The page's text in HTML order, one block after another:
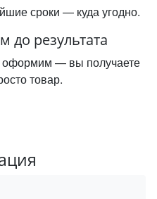
сроки — куда угодно.
результата
оформим — вы получаете
товар.